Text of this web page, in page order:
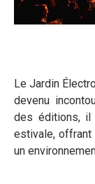
Le Jardin
devenu
des éditions,
estivale, offrant
un